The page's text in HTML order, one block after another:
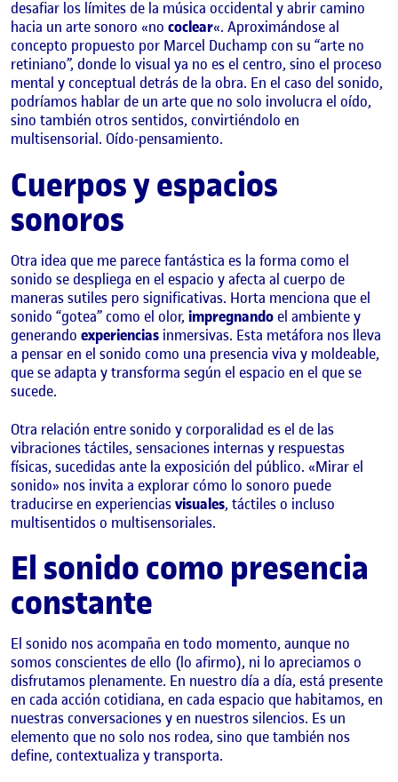
desafiar los límites de la música occidental y abrir camino
hacia un arte sonoro «no coclear«. Aproximándose al
concepto propuesto por Marcel Duchamp con su “arte no
retiniano”, donde lo visual ya no es el centro, sino el proceso
mental y conceptual detrás de la obra. En el caso del sonido,
podríamos hablar de un arte que no solo involucra el oído,
sino también otros sentidos, convirtiéndolo en
multisensorial. Oído-pensamiento.
Cuerpos y espacios
sonoros
Otra idea que me parece fantástica es la forma como el
sonido se despliega en el espacio y afecta al cuerpo de
maneras sutiles pero significativas. Horta menciona que el
sonido “gotea” como el olor, impregnandoel ambiente y
generando experiencias inmersivas. Esta metáfora nos lleva
a pensar en el sonido como una presencia viva y moldeable,
que se adapta y transforma según el espacio en el que se
sucede.
Otra relación entre sonido y corporalidad es el de las
vibraciones táctiles, sensaciones internas y respuestas
físicas, sucedidas ante la exposición del público. «Mirar el
sonido» nos invita a explorar cómo lo sonoro puede
traducirse en experienciasvisuales, táctiles o incluso
multisentidos o multisensoriales.
El sonido como presencia
constante
El sonido nos acompaña en todo momento, aunque no
somos conscientes de ello (lo afirmo), ni lo apreciamos o
disfrutamos plenamente. En nuestro día a día, está presente
en cada acción cotidiana, en cada espacio que habitamos, en
nuestras conversaciones y en nuestros silencios. Es un
elemento que no solo nos rodea, sino que también nos
define, contextualiza y transporta.